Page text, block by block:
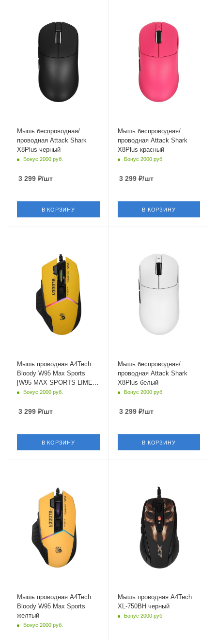
Мышь беспроводная/
проводная Attack Shark
X8Plus черный
Бонус 2000 руб.
3 299 ₽/шт
В КОРЗИНУ
Длина кабеля
Мышь беспроводная/
проводная Attack Shark
X8Plus красный
Бонус 2000 руб.
3 299₽/шт
В КОРЗИНУ
Длина кабеля
Мышь проводная A4Tech
Bloody W95 Max Sports
[W95 MAX SPORTS LIME]
желтый
Бонус 2000 руб.
3 299 ₽/шт
В КОРЗИНУ
Мышь беспроводная/
проводная Attack Shark
X8Plus белый
Бонус 2000 руб.
3 299₽/шт
В КОРЗИНУ
Длина кабеля
Мышь проводная A4Tech
Bloody W95 Max Sports
желтый
Бонус 2000 руб.
Мышь проводная A4Tech
XL-750BH черный
Бонус 2000 руб.